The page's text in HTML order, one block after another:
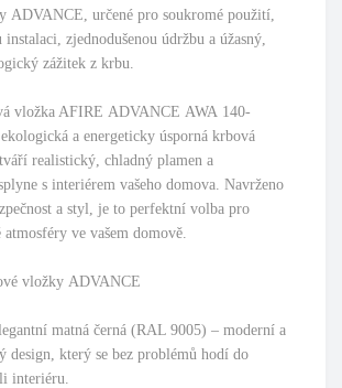
ADVANCE , určené pro soukromé použití,
instalaci, zjednodušenou údržbu a úžasný,
zážitek z krbu.
vložka AFIRE ADVANCE AWA 140-
a energeticky úsporná krbová
realistický, chladný plamen a
s interiérem vašeho domova. Navrženo
a styl, je to perfektní volba pro
ve vašem domově.
vložky ADVANCE
matná černá (RAL 9005) – moderní a
design, který se bez problémů hodí do
interiéru.